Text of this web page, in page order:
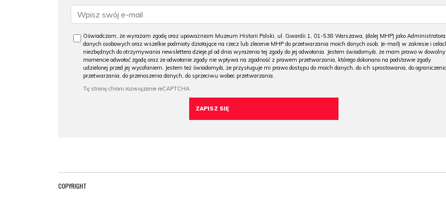
Oświadczam, że wyrażam zgodę oraz upoważniam Muzeum Historii Polski, ul. Gwardii 1, 01-538 Warszawa, (dalej MHP) jako Administratora
danych osobowych oraz wszelkie podmioty działające na rzecz lub zlecenie MHP do przetwarzania moich danych osob. (e-mail) w zakresie i
niezbędnych do otrzymywania newslettera dzieje.pl od dnia wyrażenia tej zgody do jej odwołania. Jestem świadomy/a, że mam prawo w
momencie odwołać zgodę oraz że odwołanie zgody nie wpływa na zgodność z prawem przetwarzania, którego dokonano na podstawie zgody
udzielonej przed jej wycofaniem. Jestem też świadomy/a, że przysługuje mi prawo dostępu do moich danych, do ich sprostowania, do ograniczenia
przetwarzania, do przenoszenia danych, do sprzeciwu wobec przetwarzania.
COPYRIGHT